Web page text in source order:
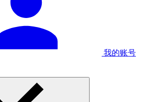
我的账号